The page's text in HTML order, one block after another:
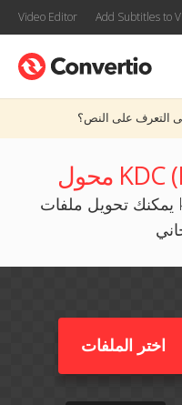
Video Editor Add Subtitles to
التعرف على النص؟
يمكنك تحويل ملفات kdc إلى dotm على الإنترنت
اختر الملفات